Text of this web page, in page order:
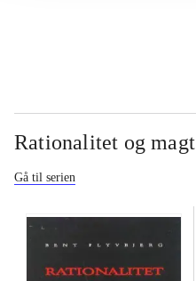
Rationalitet og magt
Gå til serien